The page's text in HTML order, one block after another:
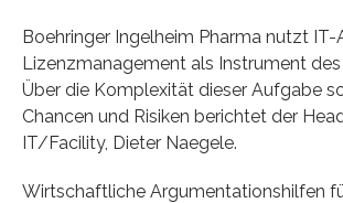
Boehringer Ingelheim Pharma nutzt IT-
Lizenzmanagement als Instrument des
Über die Komplexität dieser Aufgabe
Chancen und Risiken berichtet der
IT/Facility, Dieter Naegele.
Wirtschaftliche Argumentationshilfen